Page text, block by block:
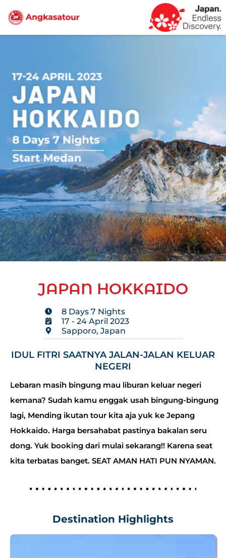
JAPAN HOKKAIDO
8 Days 7 Nights
17 - 24 April 2023
Sapporo, Japan
IDUL FITRI SAATNYA JALAN-JALAN KELUAR
NEGERI
Lebaran masih bingung mau liburan keluar negeri
kemana? Sudah kamu enggak usah bingung-bingung
lagi, Mending ikutan tour kita aja yuk ke Jepang
Hokkaido. Harga bersahabat pastinya bakalan seru
dong. Yuk booking dari mulai sekarang!! Karena seat
kita terbatas banget. SEAT AMAN HATI PUN NYAMAN.
Destination Highlights